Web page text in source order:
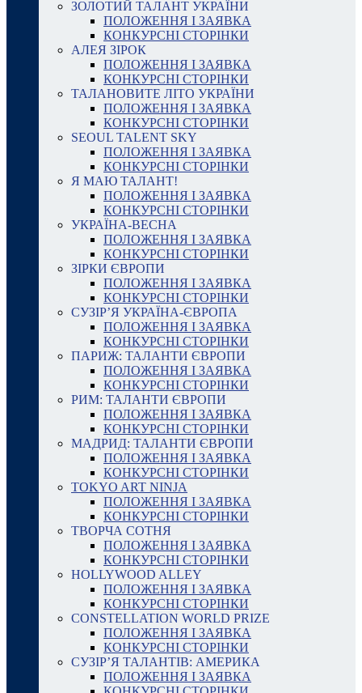
ЗОЛОТИЙ ТАЛАНТ УКРАЇНИ
ПОЛОЖЕННЯ І ЗАЯВКА
КОНКУРСНІ СТОРІНКИ
АЛЕЯ ЗІРОК
ПОЛОЖЕННЯ І ЗАЯВКА
КОНКУРСНІ СТОРІНКИ
ТАЛАНОВИТЕ ЛІТО УКРАЇНИ
ПОЛОЖЕННЯ І ЗАЯВКА
КОНКУРСНІ СТОРІНКИ
SEOUL TALENT SKY
ПОЛОЖЕННЯ І ЗАЯВКА
КОНКУРСНІ СТОРІНКИ
Я МАЮ ТАЛАНТ!
ПОЛОЖЕННЯ І ЗАЯВКА
КОНКУРСНІ СТОРІНКИ
УКРАЇНА-ВЕСНА
ПОЛОЖЕННЯ І ЗАЯВКА
КОНКУРСНІ СТОРІНКИ
ЗІРКИ ЄВРОПИ
ПОЛОЖЕННЯ І ЗАЯВКА
КОНКУРСНІ СТОРІНКИ
СУЗІР’Я УКРАЇНА-ЄВРОПА
ПОЛОЖЕННЯ І ЗАЯВКА
КОНКУРСНІ СТОРІНКИ
ПАРИЖ: ТАЛАНТИ ЄВРОПИ
ПОЛОЖЕННЯ І ЗАЯВКА
КОНКУРСНІ СТОРІНКИ
РИМ: ТАЛАНТИ ЄВРОПИ
ПОЛОЖЕННЯ І ЗАЯВКА
КОНКУРСНІ СТОРІНКИ
МАДРИД: ТАЛАНТИ ЄВРОПИ
ПОЛОЖЕННЯ І ЗАЯВКА
КОНКУРСНІ СТОРІНКИ
TOKYO ART NINJA
ПОЛОЖЕННЯ І ЗАЯВКА
КОНКУРСНІ СТОРІНКИ
ТВОРЧА СОТНЯ
ПОЛОЖЕННЯ І ЗАЯВКА
КОНКУРСНІ СТОРІНКИ
HOLLYWOOD ALLEY
ПОЛОЖЕННЯ І ЗАЯВКА
КОНКУРСНІ СТОРІНКИ
CONSTELLATION WORLD PRIZE
ПОЛОЖЕННЯ І ЗАЯВКА
КОНКУРСНІ СТОРІНКИ
СУЗІР’Я ТАЛАНТІВ: АМЕРИКА
ПОЛОЖЕННЯ І ЗАЯВКА